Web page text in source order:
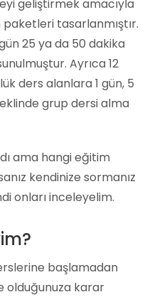
Gün
₺
Gün
₺
Gün
₺
geliştirmek amacıyla
tasarlanmıştır.
gün 25 ya da 50 dakika
Ayrıca 12
ders alanlara 1 gün, 5
grup dersi alma
ama hangi eğitim
kendinize sormanız
onları inceleyelim.
başlamadan
olduğunuza karar